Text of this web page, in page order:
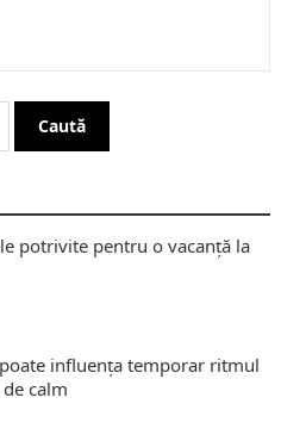
potrivite pentru o vacanță la
influența temporar ritmul
calm